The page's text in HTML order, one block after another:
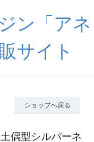
ン「アネ
サイト
ショップへ戻る
偶型シルバーネ